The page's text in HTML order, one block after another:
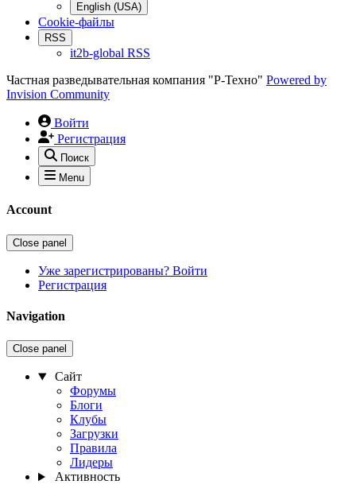
English (USA)
Cookie-файлы
RSS
it2b-global RSS
Частная разведывательная компания "Р-Техно" Powered by
Invision Community
Войти
Регистрация
Поиск
Menu
Account
Close panel
Уже зарегистрированы? Войти
Регистрация
Navigation
Close panel
Сайт
Форумы
Блоги
Клубы
Загрузки
Правила
Лидеры
Активность